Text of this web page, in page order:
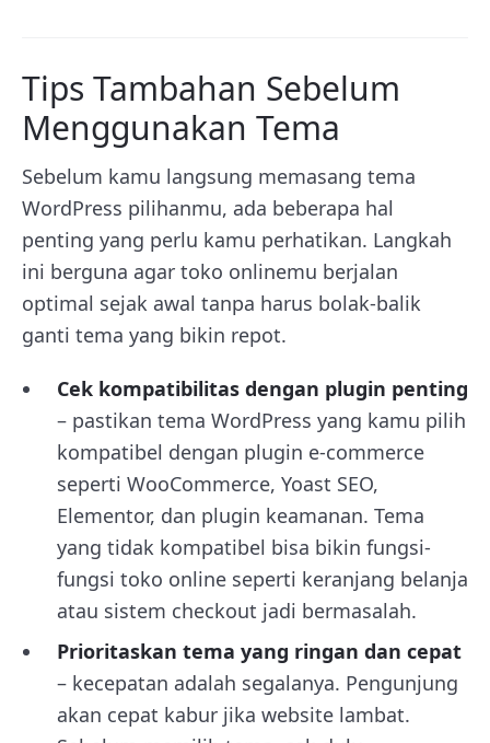
Tips Tambahan Sebelum
Menggunakan Tema
Sebelum kamu langsung memasang tema
WordPress pilihanmu, ada beberapa hal
penting yang perlu kamu perhatikan. Langkah
ini berguna agar toko onlinemu berjalan
optimal sejak awal tanpa harus bolak-balik
ganti tema yang bikin repot.
Cek kompatibilitas dengan plugin penting
– pastikan tema WordPress yang kamu pilih
kompatibel dengan plugin e-commerce
seperti WooCommerce, Yoast SEO,
Elementor, dan plugin keamanan. Tema
yang tidak kompatibel bisa bikin fungsi-
fungsi toko online seperti keranjang belanja
atau sistem checkout jadi bermasalah.
Prioritaskan tema yang ringan dan cepat
– kecepatan adalah segalanya. Pengunjung
akan cepat kabur jika website lambat.